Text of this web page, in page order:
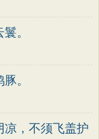
。
。
凉，不须飞盖护